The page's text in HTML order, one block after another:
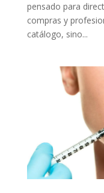
pensado para
compras y
catálogo, sino...